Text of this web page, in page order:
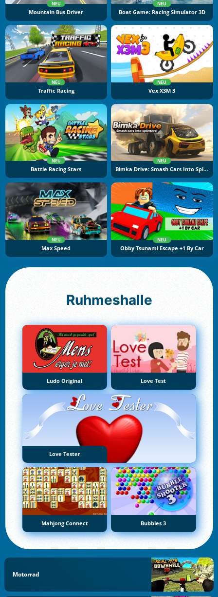
NEU
Mountain Bus Driver
NEU
Boat Game: Racing Simulator 3D
NEU
Traffic Racing
NEU
Vex X3M 3
NEU
Battle Racing Stars
NEU
Bimka Drive: Smash Cars Into Splinters
NEU
Max Speed
NEU
Obby Tsunami Escape +1 By Car
Ruhmeshalle
Ludo Original Love Test
Love Tester
Mahjong Connect Bubbles 3
Motorrad